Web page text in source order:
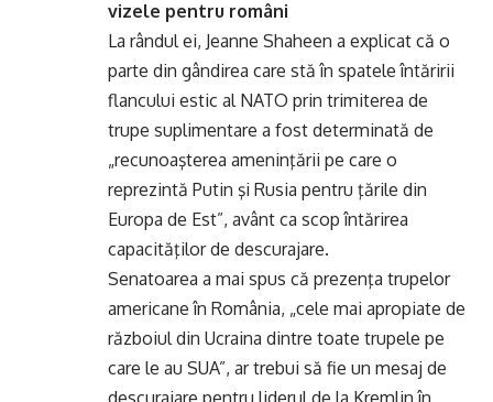
vizele pentru români
La rândul ei, Jeanne Shaheen a explicat că o
parte din gândirea care stă în spatele întăririi
flancului estic al NATO prin trimiterea de
trupe suplimentare a fost determinată de
„recunoaşterea ameninţării pe care o
reprezintă Putin şi Rusia pentru ţările din
Europa de Est”, avânt ca scop întărirea
capacităţilor de descurajare.
Senatoarea a mai spus că prezenţa trupelor
americane în România, „cele mai apropiate de
războiul din Ucraina dintre toate trupele pe
care le au SUA”, ar trebui să fie un mesaj de
descurajare pentru liderul de la Kremlin în